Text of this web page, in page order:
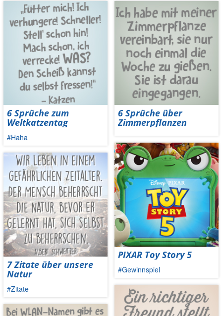
6 Sprüche zum
Weltkatzentag
#Haha
7 Zitate über unsere
Natur
#Zitate
6 Sprüche über
Zimmerpflanzen
PIXAR Toy Story 5
#Gewinnspiel